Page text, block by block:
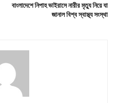
বাংলাদেশে নিপাহ ভাইরাসে নারীর মৃত্যু নিয়ে যা
জানাল বিশ্ব স্বাস্থ্য সংস্থা